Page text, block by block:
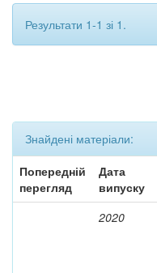
Результати 1-1 зі 1.
Знайдені матеріали:
Попередній
перегляд
Дата
випуску
2020